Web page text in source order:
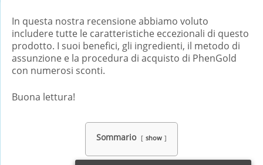
In questa nostra recensione abbiamo voluto
includere tutte le caratteristiche eccezionali di questo
prodotto. I suoi benefici, gli ingredienti, il metodo di
assunzione e la procedura di acquisto di PhenGold
con numerosi sconti.
Buona lettura!
Sommario show